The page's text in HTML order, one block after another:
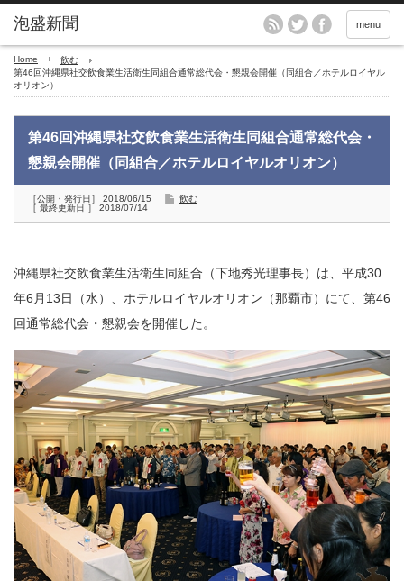
menu
Home
飲む
第46回沖縄県社交飲食業生活衛生同組合通常総代会・懇親会開催（同組合／ホテルロイヤル
オリオン）
第46回沖縄県社交飲食業生活衛生同組合通常総代会・
懇親会開催（同組合／ホテルロイヤルオリオン）
［公開・発行日］ 2018/06/15
［ 最終更新日 ］ 2018/07/14
飲む
沖縄県社交飲食業生活衛生同組合（下地秀光理事長）は、平成30
年6月13日（水）、ホテルロイヤルオリオン（那覇市）にて、第46
回通常総代会・懇親会を開催した。